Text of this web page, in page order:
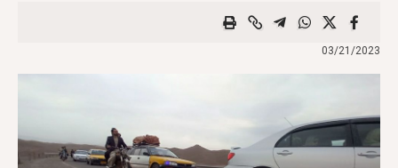
03/21/2023